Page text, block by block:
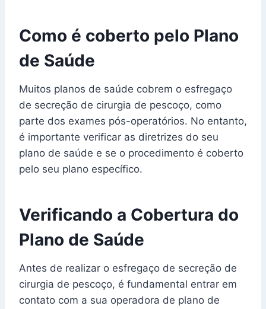
Como é coberto pelo Plano
de Saúde
Muitos planos de saúde cobrem o esfregaço
de secreção de cirurgia de pescoço, como
parte dos exames pós-operatórios. No entanto,
é importante verificar as diretrizes do seu
plano de saúde e se o procedimento é coberto
pelo seu plano específico.
Verificando a Cobertura do
Plano de Saúde
Antes de realizar o esfregaço de secreção de
cirurgia de pescoço, é fundamental entrar em
contato com a sua operadora de plano de